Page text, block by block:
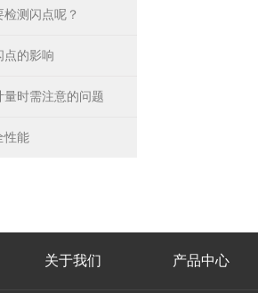
测闪点呢？
点的影响
量时需注意的问题
性能
关于我们 产品中心